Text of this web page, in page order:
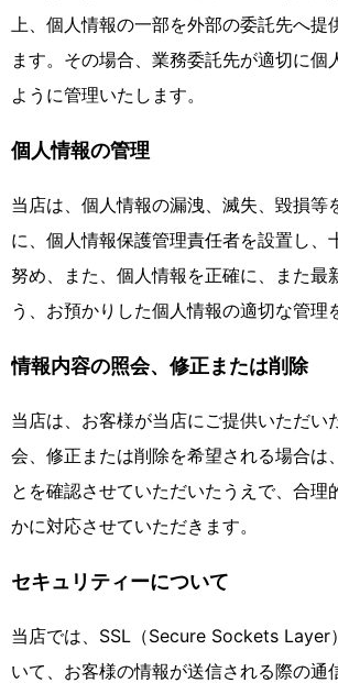
上、個人情報の一部を外部の委託先へ提
ます。その場合、業務委託先が適切に個
ように管理いたします。
個人情報の管理
当店は、個人情報の漏洩、滅失、毀損等
に、個人情報保護管理責任者を設置し、
努め、また、個人情報を正確に、また最
う、お預かりした個人情報の適切な管理
情報内容の照会、修正または削除
当店は、お客様が当店にご提供いただい
会、修正または削除を希望される場合は
とを確認させていただいたうえで、合理
かに対応させていただきます。
セキュリティーについて
当店では、SSL（Secure Sockets Layer
いて、お客様の情報が送信される際の通